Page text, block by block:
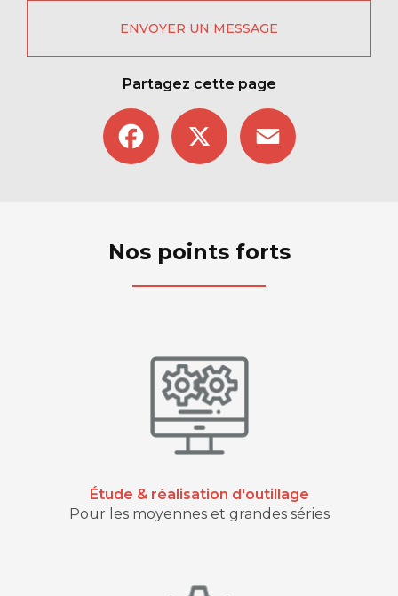
ENVOYER UN MESSAGE
Partagez cette page
Facebook
Nos points forts
Étude & réalisation d'outillage
Pour les moyennes et grandes séries